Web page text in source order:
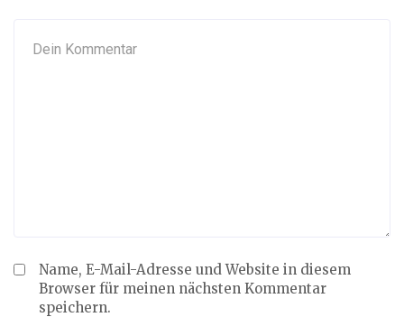
Name, E-Mail-Adresse und Website in diesem
Browser für meinen nächsten Kommentar
speichern.